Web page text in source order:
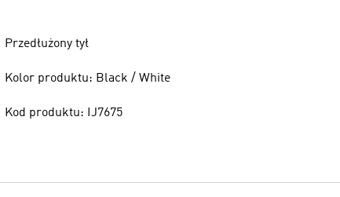
Przedłużony tył
Kolor produktu: Black / White
Kod produktu: IJ7675